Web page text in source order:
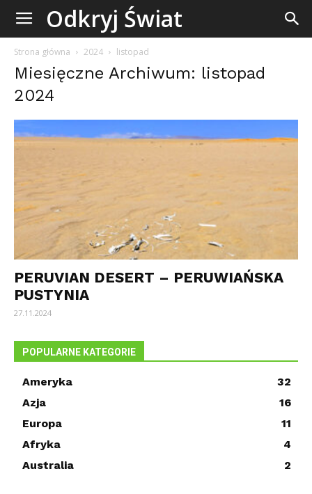
Odkryj Świat
Strona główna 2024 listopad
Miesięczne Archiwum: listopad
2024
PERUVIAN DESERT – PERUWIAŃSKA
PUSTYNIA
27.11.2024
POPULARNE KATEGORIE
Ameryka
32
Azja
16
Europa
11
Afryka
4
Australia
2